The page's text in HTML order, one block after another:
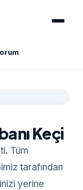
Keçi
Tüm
tarafından
yerine